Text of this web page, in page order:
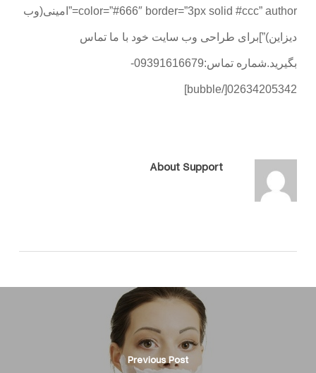
color=”#666″ border=”3px solid #ccc” author=”امینی(وب
دیزاین)”]برای طراحی وب سایت خود با ما تماس
بگیرید.شماره تماس:09391616679-
02634205342[/bubble]
AboutSupport
Previous Post